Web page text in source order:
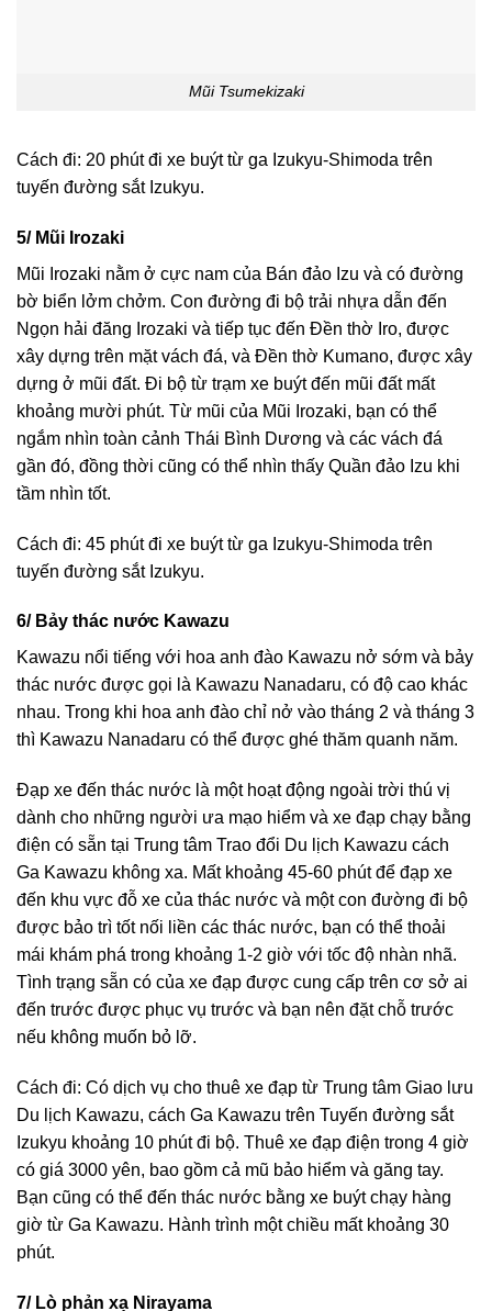
Mũi Tsumekizaki
Cách đi: 20 phút đi xe buýt từ ga Izukyu-Shimoda trên
tuyến đường sắt Izukyu.
5/ Mũi Irozaki
Mũi Irozaki nằm ở cực nam của Bán đảo Izu và có đường
bờ biển lởm chởm. Con đường đi bộ trải nhựa dẫn đến
Ngọn hải đăng Irozaki và tiếp tục đến Đền thờ Iro, được
xây dựng trên mặt vách đá, và Đền thờ Kumano, được xây
dựng ở mũi đất. Đi bộ từ trạm xe buýt đến mũi đất mất
khoảng mười phút. Từ mũi của Mũi Irozaki, bạn có thể
ngắm nhìn toàn cảnh Thái Bình Dương và các vách đá
gần đó, đồng thời cũng có thể nhìn thấy Quần đảo Izu khi
tầm nhìn tốt.
Cách đi: 45 phút đi xe buýt từ ga Izukyu-Shimoda trên
tuyến đường sắt Izukyu.
6/ Bảy thác nước Kawazu
Kawazu nổi tiếng với hoa anh đào Kawazu nở sớm và bảy
thác nước được gọi là Kawazu Nanadaru, có độ cao khác
nhau. Trong khi hoa anh đào chỉ nở vào tháng 2 và tháng 3
thì Kawazu Nanadaru có thể được ghé thăm quanh năm.
Đạp xe đến thác nước là một hoạt động ngoài trời thú vị
dành cho những người ưa mạo hiểm và xe đạp chạy bằng
điện có sẵn tại Trung tâm Trao đổi Du lịch Kawazu cách
Ga Kawazu không xa. Mất khoảng 45-60 phút để đạp xe
đến khu vực đỗ xe của thác nước và một con đường đi bộ
được bảo trì tốt nối liền các thác nước, bạn có thể thoải
mái khám phá trong khoảng 1-2 giờ với tốc độ nhàn nhã.
Tình trạng sẵn có của xe đạp được cung cấp trên cơ sở ai
đến trước được phục vụ trước và bạn nên đặt chỗ trước
nếu không muốn bỏ lỡ.
Cách đi: Có dịch vụ cho thuê xe đạp từ Trung tâm Giao lưu
Du lịch Kawazu, cách Ga Kawazu trên Tuyến đường sắt
Izukyu khoảng 10 phút đi bộ. Thuê xe đạp điện trong 4 giờ
có giá 3000 yên, bao gồm cả mũ bảo hiểm và găng tay.
Bạn cũng có thể đến thác nước bằng xe buýt chạy hàng
giờ từ Ga Kawazu. Hành trình một chiều mất khoảng 30
phút.
7/ Lò phản xạ Nirayama